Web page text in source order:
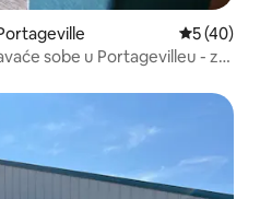
prosječna
5 (40)
sobe u Portagevilleu - za